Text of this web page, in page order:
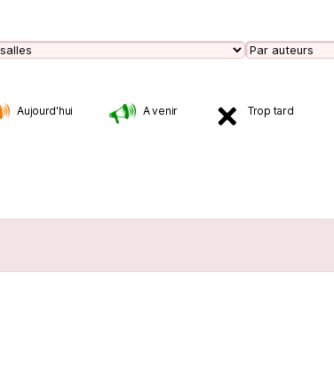
Aujourd'hui A venir Trop tard